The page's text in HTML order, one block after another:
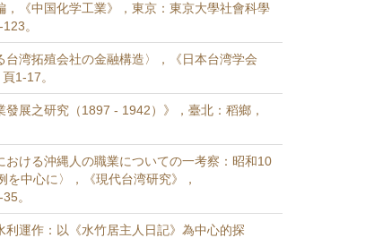
，《中国化学工業》，東京：東京大學社會科學
。
台湾拓殖会社の金融構造〉，《日本台湾学会
1-17。
發展之研究（1897 - 1942）》，臺北：稻鄉，
おける沖縄人の職業についての一考察：昭和10
を中心に〉，《現代台湾研究》，
。
利運作：以《水竹居主人日記》為中心的探